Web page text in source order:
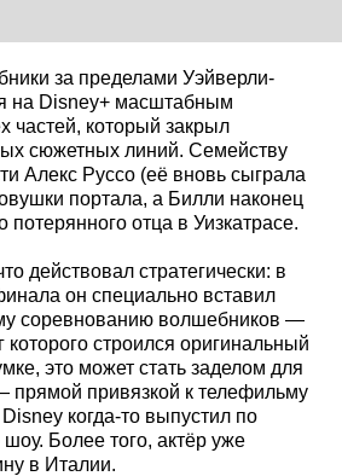
за пределами Уэйверли-
на Disney+ масштабным
частей, который закрыл
сюжетных линий. Семейству
Алекс Руссо (её вновь сыграла
портала, а Билли наконец
отца в Уизкатрасе.
действовал стратегически: в
он специально вставил
соревнованию волшебников —
которого строился оригинальный
это может стать заделом для
привязкой к телефильму
когда-то выпустил по
Более того, актёр уже
в Италии.